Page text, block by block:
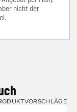
nicht der